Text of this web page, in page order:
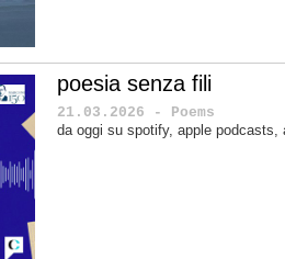
poesia senza fili
21.03.2026 - Poems
da oggi su spotify, apple